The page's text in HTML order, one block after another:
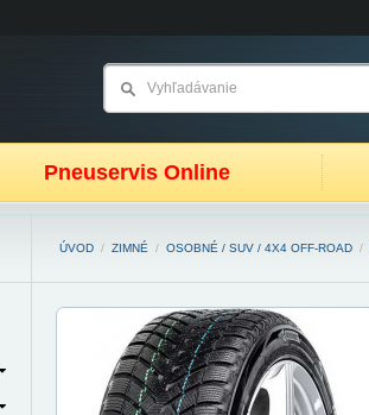
Pneuservis Online
ÚVOD / ZIMNÉ / OSOBNÉ / SUV / 4X4 OFF-ROAD /